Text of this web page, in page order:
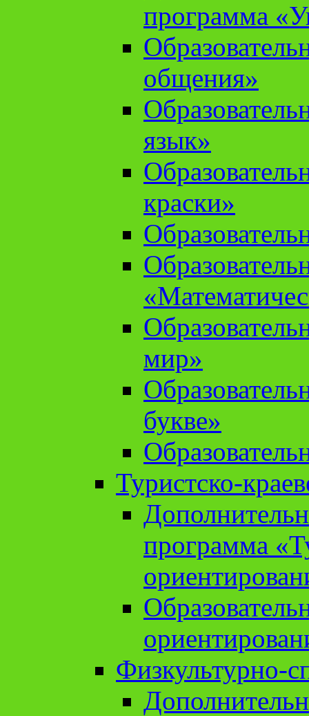
программа
общения»
язык»
краски»
мир»
букве»
Туристско-
программа
Физкультурно-